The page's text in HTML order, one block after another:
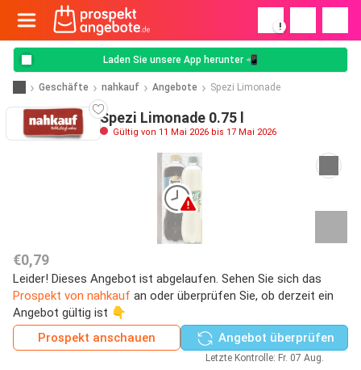
!
Laden Sie unsere App herunter 📲
Geschäfte nahkauf Angebote Spezi Limonade
Spezi Limonade 0.75 l
Gültig von 11 Mai 2026 bis 17 Mai 2026
€0,79
Leider! Dieses Angebot ist abgelaufen. Sehen Sie sich das
Prospekt von nahkauf an oder überprüfen Sie, ob derzeit ein
Angebot gültig ist 👇
Prospekt anschauen
Angebot überprüfen
Letzte Kontrolle: Fr. 07 Aug.